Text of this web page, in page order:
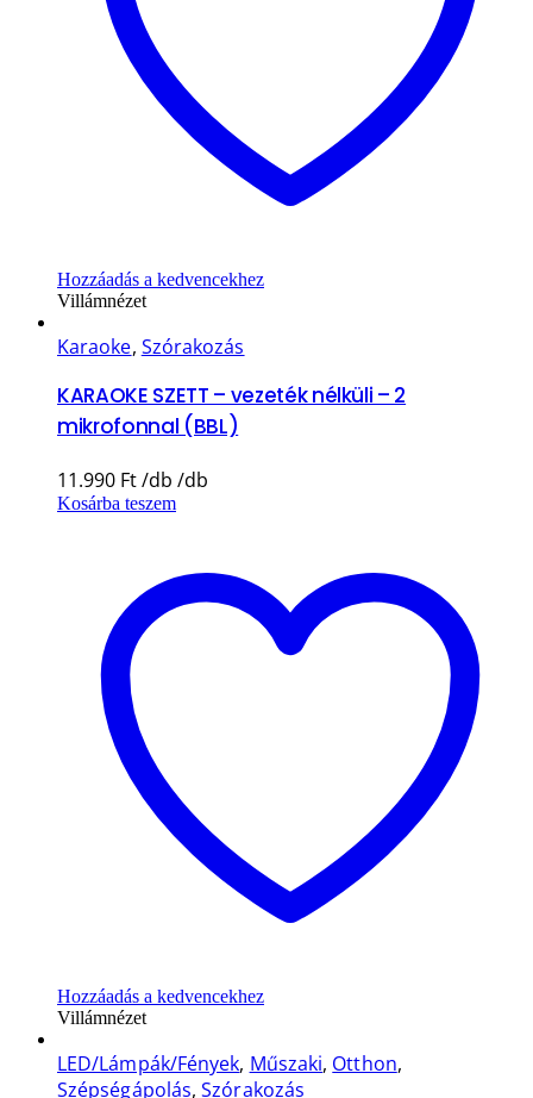
Hozzáadás a kedvencekhez
Villámnézet
Karaoke, Szórakozás
KARAOKE SZETT – vezeték nélküli – 2
mikrofonnal (BBL)
11.990 Ft
Kosárba teszem
Hozzáadás a kedvencekhez
Villámnézet
LED/Lámpák/Fények, Műszaki, Otthon,
Szépségápolás,Szórakozás